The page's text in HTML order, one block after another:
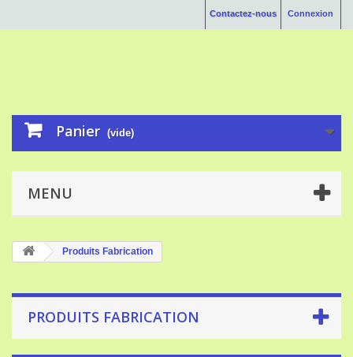
Connexion
Contactez-nous
Panier (vide)
MENU
Produits Fabrication
PRODUITS FABRICATION